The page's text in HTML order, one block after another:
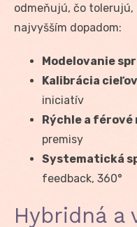
odmeňujú, čo tolerujú,
najvyšším dopadom:
Modelovanie
Kalibrácia cieľov
iniciatív
Rýchle a
premisy
Systematická
feedback, 360°
Hybridná a